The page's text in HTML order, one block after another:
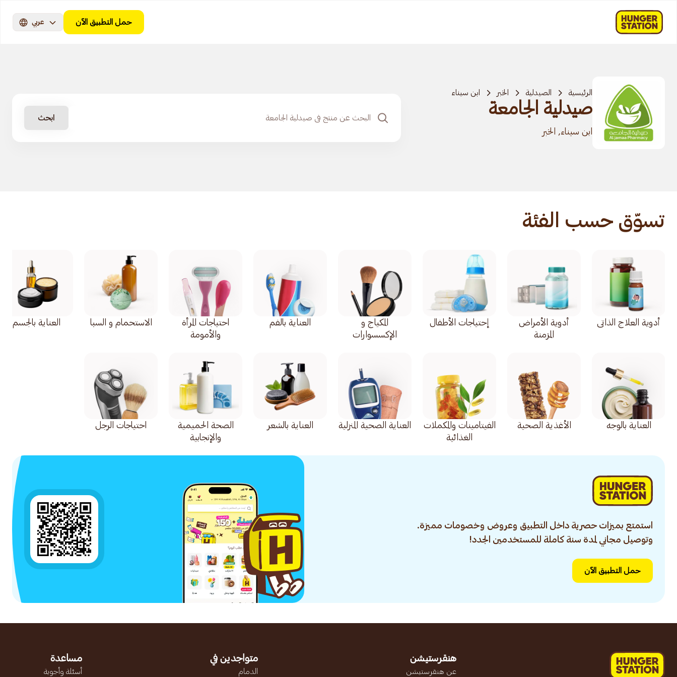
حمل التطبيق الآن عربي
الرئيسية الصيدلية الخبر ابن سيناء
صيدلية الجامعة
ابن سيناء, الخبر
ابحث
تسوّق حسب الفئة
أدوية العلاج الذاتي
أدوية الأمراض
المزمنة
إحتياجات الأطفال
المكياج و
الإكسسوارات
العناية بالفم
احتياجات المرأة
والأمومة
الاستحمام و السبا العناية بالجسم
العناية بالوجه الأغذية الصحية
الفيتامينات والمكملات
الغذائية
العناية الصحية المنزلية العناية بالشعر
الصحة الحميمية
والإنجابية
احتياجات الرجل
استمتع بميزات حصرية داخل التطبيق وعروض وخصومات مميزة.
وتوصيل مجاني لمدة سنة كاملة للمستخدمين الجدد!
حمل التطبيق الآن
هنقرستيشن
عن هنقرستيشن
متواجدين في
الدمام
مساعدة
أسئلة وأجوبة